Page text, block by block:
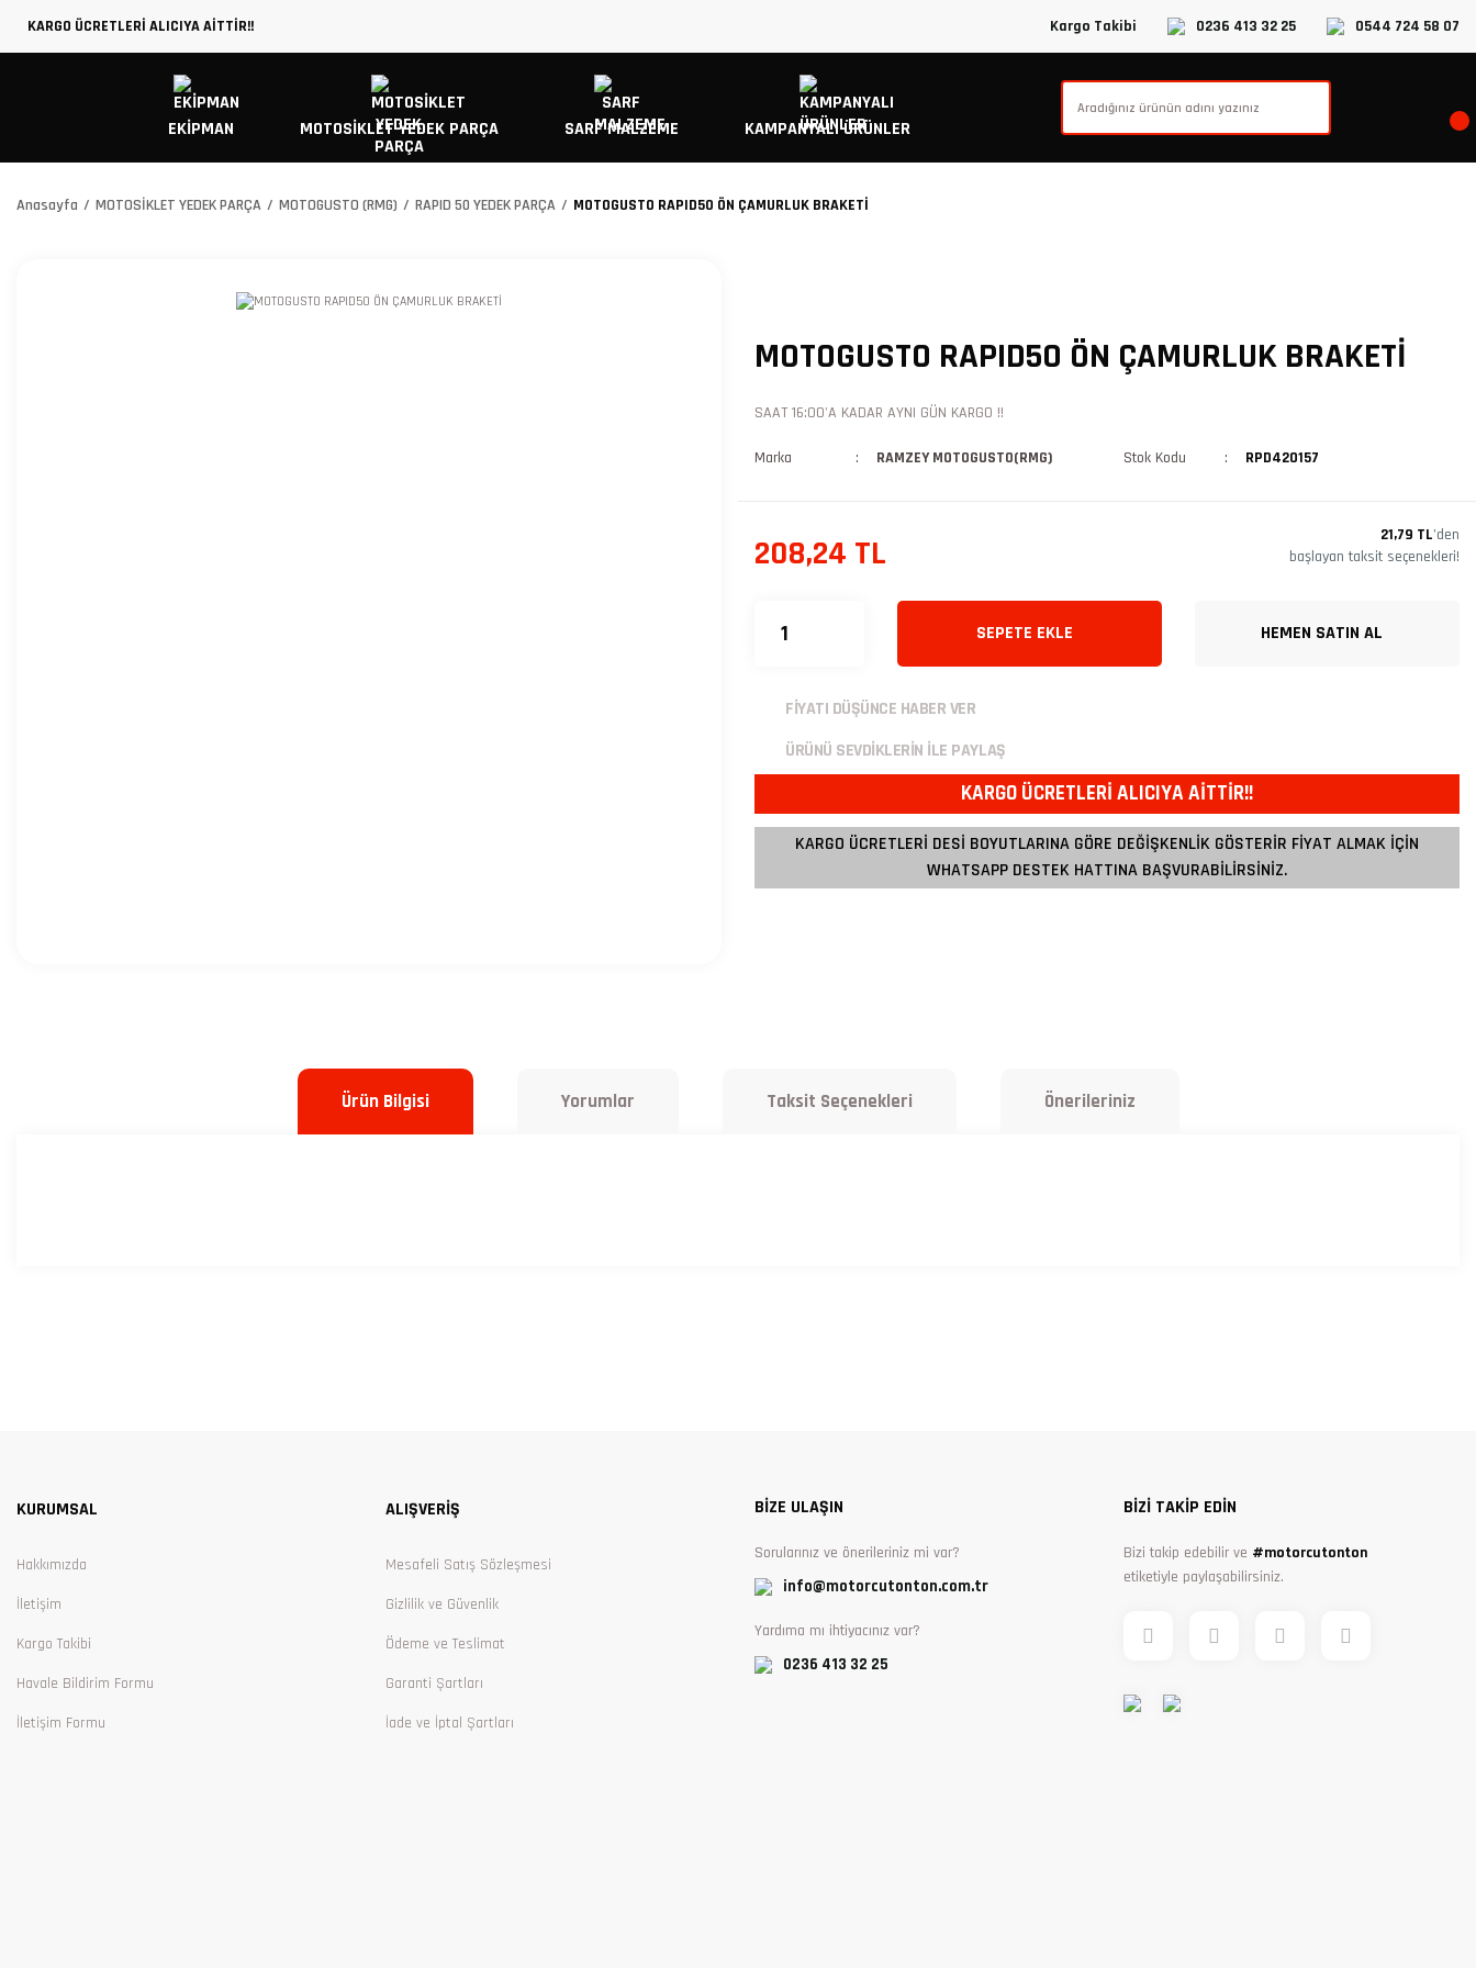
KARGO ÜCRETLERİ ALICIYA AİTTİR!! Kargo Takibi 0236 413 32 25 0544 724 58 07
EKİPMAN MOTOSİKLET YEDEK PARÇA SARF MALZEME KAMPANYALI ÜRÜNLER
Anasayfa MOTOSİKLET YEDEK PARÇA MOTOGUSTO (RMG) RAPID 50 YEDEK PARÇA MOTOGUSTO RAPID50 ÖN ÇAMURLUK BRAKETİ
MOTOGUSTO RAPID50 ÖN ÇAMURLUK BRAKETİ
SAAT 16:00'A KADAR AYNI GÜN KARGO !!
Marka RAMZEY MOTOGUSTO(RMG) Stok Kodu RPD420157
208,24 TL 21,79 TL’den
başlayan taksit seçenekleri!
SEPETE EKLE HEMEN SATIN AL
FİYATI DÜŞÜNCE HABER VER
ÜRÜNÜ SEVDİKLERİN İLE PAYLAŞ
KARGO ÜCRETLERİ ALICIYA AİTTİR!!
KARGO ÜCRETLERİ DESİ BOYUTLARINA GÖRE DEĞİŞKENLİK GÖSTERİR FİYAT ALMAK İÇİN
WHATSAPP DESTEK HATTINA BAŞVURABİLİRSİNİZ.
Ürün Bilgisi Yorumlar Taksit Seçenekleri Önerileriniz
KURUMSAL
Hakkımızda
İletişim
Kargo Takibi
Havale Bildirim Formu
İletişim Formu
ALIŞVERİŞ
Mesafeli Satış Sözleşmesi
Gizlilik ve Güvenlik
Ödeme ve Teslimat
Garanti Şartları
İade ve İptal Şartları
BİZE ULAŞIN
Sorularınız ve önerileriniz mi var?
info@motorcutonton.com.tr
Yardıma mı ihtiyacınız var?
0236 413 32 25
BİZİ TAKİP EDİN
Bizi takip edebilir ve #motorcutonton
etiketiyle paylaşabilirsiniz.